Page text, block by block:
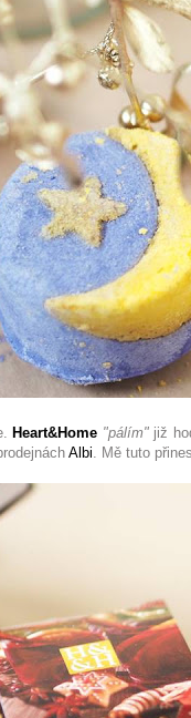
Heart&Home "pálím"již
Albi. Mě tuto